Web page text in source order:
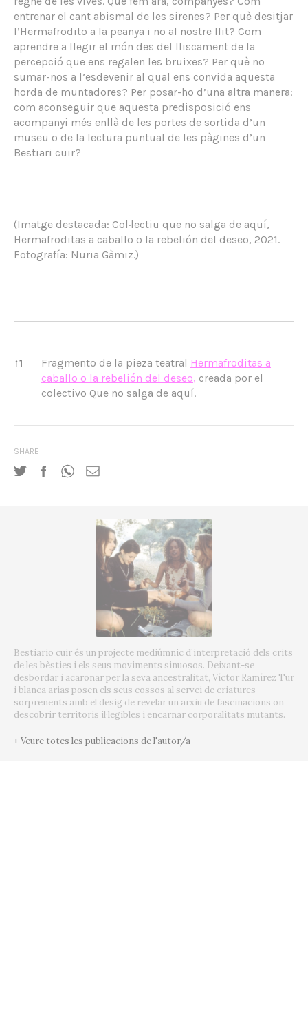
entrenar el cant abismal de les sirenes? Per què desitjar
l’Hermafrodito a la peanya i no al nostre llit? Com
aprendre a llegir el món des del lliscament de la
percepció que ens regalen les bruixes? Per què no
sumar-nos a l’esdevenir al qual ens convida aquesta
horda de muntadores? Per posar-ho d’una altra manera:
com aconseguir que aquesta predisposició ens
acompanyi més enllà de les portes de sortida d’un
museu o de la lectura puntual de les pàgines d’un
Bestiari cuir?
(Imatge destacada: Col·lectiu que no salga de aquí,
Hermafroditas a caballo o la rebelión del deseo, 2021.
Fotografía: Nuria Gàmiz.)
↑1 Fragmento de la pieza teatral Hermafroditas a
caballo o la rebelión del deseo, creada por el
colectivo Que no salga de aquí.
SHARE
Bestiario cuir és un projecte mediúmnic d’interpretació dels crits
de les bèsties i els seus moviments sinuosos. Deixant-se
desbordar i acaronar per la seva ancestralitat, Víctor Ramírez Tur
i blanca arias posen els seus cossos al servei de criatures
sorprenents amb el desig de revelar un arxiu de fascinacions on
descobrir territoris il·legibles i encarnar corporalitats mutants.
+ Veure totes les publicacions de l'autor/a